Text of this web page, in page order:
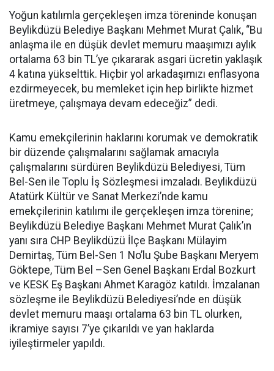
Yoğun katılımla gerçekleşen imza töreninde konuşan
Beylikdüzü Belediye Başkanı Mehmet Murat Çalık, “Bu
anlaşma ile en düşük devlet memuru maaşımızı aylık
ortalama 63 bin TL’ye çıkararak asgari ücretin yaklaşık
4 katına yükselttik. Hiçbir yol arkadaşımızı enflasyona
ezdirmeyecek, bu memleket için hep birlikte hizmet
üretmeye, çalışmaya devam edeceğiz” dedi.
Kamu emekçilerinin haklarını korumak ve demokratik
bir düzende çalışmalarını sağlamak amacıyla
çalışmalarını sürdüren Beylikdüzü Belediyesi, Tüm
Bel-Sen ile Toplu İş Sözleşmesi imzaladı. Beylikdüzü
Atatürk Kültür ve Sanat Merkezi’nde kamu
emekçilerinin katılımı ile gerçekleşen imza törenine;
Beylikdüzü Belediye Başkanı Mehmet Murat Çalık’ın
yanı sıra CHP Beylikdüzü İlçe Başkanı Mülayim
Demirtaş, Tüm Bel-Sen 1 No’lu Şube Başkanı Meryem
Göktepe, Tüm Bel –Sen Genel Başkanı Erdal Bozkurt
ve KESK Eş Başkanı Ahmet Karagöz katıldı. İmzalanan
sözleşme ile Beylikdüzü Belediyesi’nde en düşük
devlet memuru maaşı ortalama 63 bin TL olurken,
ikramiye sayısı 7’ye çıkarıldı ve yan haklarda
iyileştirmeler yapıldı.